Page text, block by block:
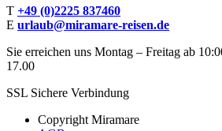
T +49 (0)2225 837460
E urlaub@miramare-reisen.de
Sie erreichen uns Montag – Freitag ab
17.00
SSL Sichere Verbindung
Copyright Miramare